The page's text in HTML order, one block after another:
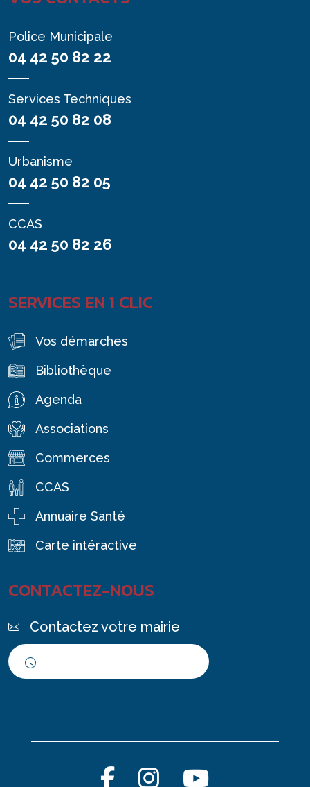
Police Municipale
04 42 50 82 22
Services Techniques
04 42 50 82 08
Urbanisme
04 42 50 82 05
CCAS
04 42 50 82 26
SERVICES EN 1 CLIC
Vos démarches
Bibliothèque
Agenda
Associations
Commerces
CCAS
Annuaire Santé
Carte intéractive
CONTACTEZ-NOUS
Contactez votre mairie